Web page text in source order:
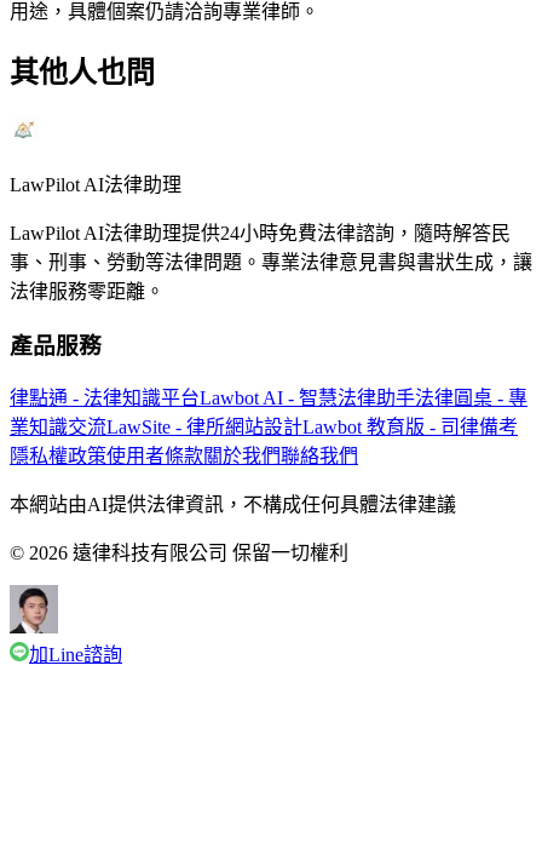
用途，具體個案仍請洽詢專業律師。
其他人也問
LawPilot AI法律助理
LawPilot AI法律助理提供24小時免費法律諮詢，隨時解答民
事、刑事、勞動等法律問題。專業法律意見書與書狀生成，讓
法律服務零距離。
產品服務
律點通 - 法律知識平台Lawbot AI - 智慧法律助手法律圓桌 - 專
業知識交流LawSite - 律所網站設計Lawbot 教育版 - 司律備考
隱私權政策使用者條款關於我們聯絡我們
本網站由AI提供法律資訊，不構成任何具體法律建議
© 2026 遠律科技有限公司 保留一切權利
加Line諮詢